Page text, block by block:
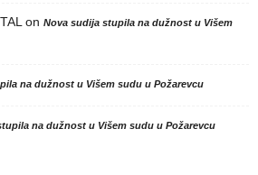
on Nova sudija stupila na dužnost u Višem
na dužnost u Višem sudu u Požarevcu
na dužnost u Višem sudu u Požarevcu